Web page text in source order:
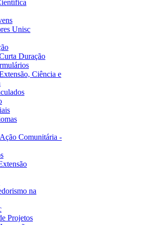
Unisc
Duração
Ciência e
Comunitária -
na
Projetos